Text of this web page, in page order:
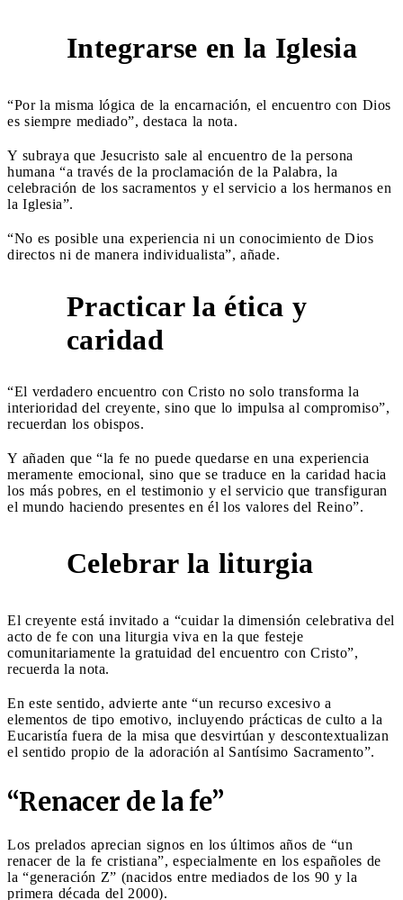
Integrarse en la Iglesia
“Por la misma lógica de la encarnación, el encuentro con Dios
es siempre mediado”, destaca la nota.
Y subraya que Jesucristo sale al encuentro de la persona
humana “a través de la proclamación de la Palabra, la
celebración de los sacramentos y el servicio a los hermanos en
la Iglesia”.
“No es posible una experiencia ni un conocimiento de Dios
directos ni de manera individualista”, añade.
Practicar la ética y
caridad
“El verdadero encuentro con Cristo no solo transforma la
interioridad del creyente, sino que lo impulsa al compromiso”,
recuerdan los obispos.
Y añaden que “la fe no puede quedarse en una experiencia
meramente emocional, sino que se traduce en la caridad hacia
los más pobres, en el testimonio y el servicio que transfiguran
el mundo haciendo presentes en él los valores del Reino”.
Celebrar la liturgia
El creyente está invitado a “cuidar la dimensión celebrativa del
acto de fe con una liturgia viva en la que festeje
comunitariamente la gratuidad del encuentro con Cristo”,
recuerda la nota.
En este sentido, advierte ante “un recurso excesivo a
elementos de tipo emotivo, incluyendo prácticas de culto a la
Eucaristía fuera de la misa que desvirtúan y descontextualizan
el sentido propio de la adoración al Santísimo Sacramento”.
“Renacer de la fe”
Los prelados aprecian signos en los últimos años de “un
renacer de la fe cristiana”, especialmente en los españoles de
la “generación Z” (nacidos entre mediados de los 90 y la
primera década del 2000).